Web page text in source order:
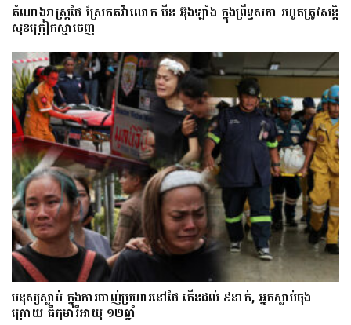
តំណាងរាស្ត្រថៃ ស្រែកតវ៉ាលោក មីន អ៊ុងឡាំង ក្នុងព្រឹទ្ធសភា រហូតត្រូវសន្តិ
សុខក្រៀកស្មាចេញ
មនុស្សស្លាប់ ក្នុងការបាញ់ប្រហារនៅថៃ កើនដល់ ៩នាក់, អ្នកស្លាប់ចុង
ក្រោយ គឺកុមារីអាយុ ១២ឆ្នាំ